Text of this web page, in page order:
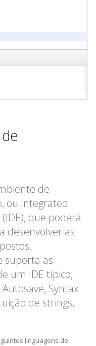
de
ou Integrated
que poderá
desenvolver as
suporta as
um IDE típico,
Syntax
de strings,
linguagens de